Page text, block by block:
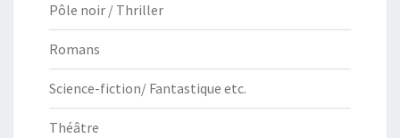
Pôle noir / Thriller
Romans
Science-fiction/ Fantastique etc.
Théâtre